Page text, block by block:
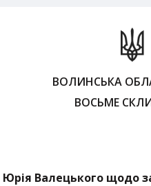
ВОЛИНСЬКА
ВОСЬМЕ
Юрія Валецького щодо